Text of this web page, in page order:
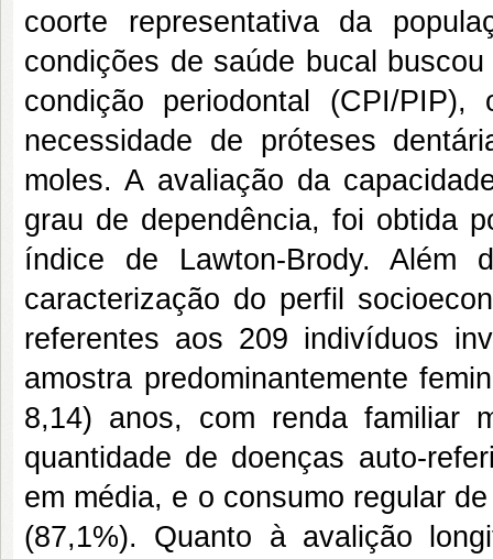
coorte representativa da
condições de saúde bucal
condição periodontal (CPI/
necessidade de próteses
moles. A avaliação da
grau de dependência, foi obtida
índice de Lawton-Brody. Além
caracterização do perfil
referentes aos 209 indivíduos
amostra predominantemente
8,14) anos, com renda familiar
quantidade de doenças auto-
em média, e o consumo regular
(87,1%). Quanto à avalição